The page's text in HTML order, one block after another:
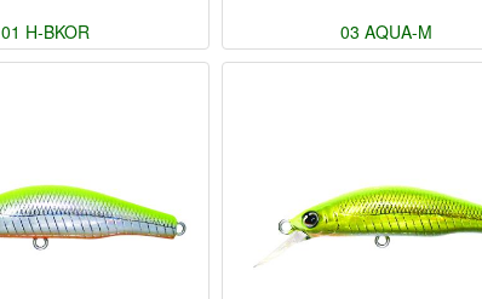
01 H-BKOR 03 AQUA-M